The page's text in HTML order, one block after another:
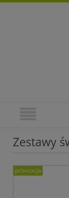
Zestawy
promocja